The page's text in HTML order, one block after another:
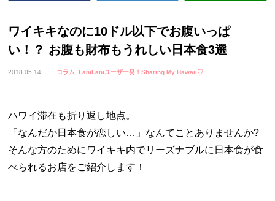
ワイキキなのに10ドル以下でお腹いっぱ
い！？ お腹も財布もうれしい日本食3選
2018.05.14 コラム LaniLaniユーザー発！Sharing My Hawaii♡
ハワイ滞在も折り返し地点。
「なんだか日本食が恋しい…」なんてことありませんか?
そんな方のためにワイキキ内でリーズナブルに日本食が食
べられるお店をご紹介します！